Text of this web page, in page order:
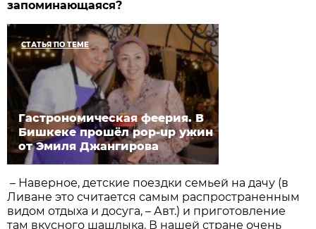
запоминающаяся?
СТАТЬЯ ПО ТЕМЕ
Гастрономическая феерия. В
Бишкеке прошёл pop-up ужин
от Эмиля Джангирова
– Наверное, детские поездки семьей на дачу (в
Ливане это считается самым распространенным
видом отдыха и досуга, – Авт.) и приготовление
там вкусного шашлыка. В нашей стране очень